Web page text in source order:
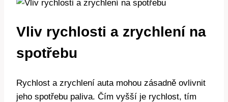
Vliv rychlosti a zrychlení na
spotřebu
Rychlost a zrychlení auta mohou zásadně ovlivnit
jeho spotřebu paliva. Čím vyšší je rychlost, tím